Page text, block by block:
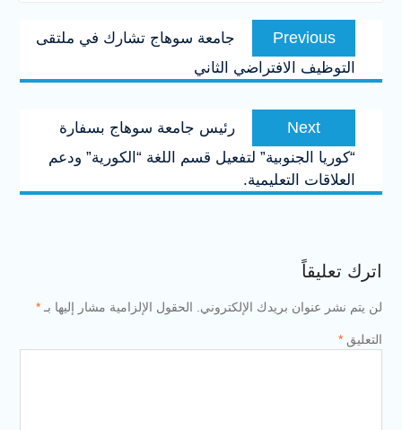
تصفّح
المقالاتPrevious
Previous
post:
جامعة سوهاج تشارك في ملتقى
التوظيف الافتراضي الثاني
Next
post:
رئيس جامعة سوهاج بسفارة
“كوريا الجنوبية” لتفعيل قسم اللغة “الكورية” ودعم
العلاقات التعليمية.
اترك تعليقاً
لن يتم نشر عنوان بريدك الإلكتروني. الحقول الإلزامية مشار إليها بـ *
التعليق *